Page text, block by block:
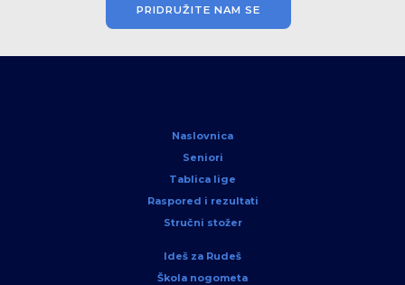
PRIDRUŽITE NAM SE
Naslovnica
Seniori
Tablica lige
Raspored i rezultati
Stručni stožer
Ideš za Rudeš
Škola nogometa